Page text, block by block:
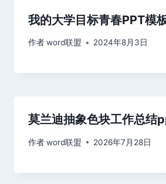
我的大学目标青春PPT模
作者word联盟 2024年8月3日
莫兰迪抽象色块工作总结
作者word联盟 2026年7月28日